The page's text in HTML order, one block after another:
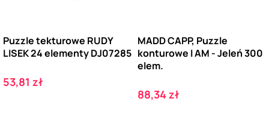
Puzzle tekturowe RUDY
LISEK 24 elementy DJ07285
Cena
53,81 zł
MADD CAPP, Puzzle
konturowe I AM - Jeleń 300
elem.
Cena
88,34 zł